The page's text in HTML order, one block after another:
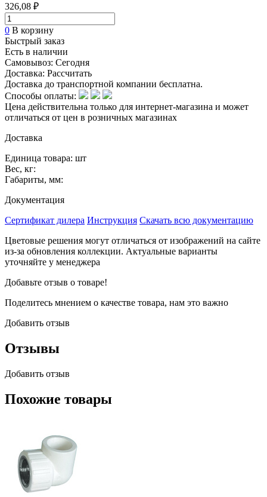
326,08 ₽
0 В корзину
Быстрый заказ
Есть в наличии
Самовывоз: Сегодня
Доставка: Рассчитать
Доставка до транспортной компании бесплатна.
Способы оплаты:
Цена действительна только для интернет-магазина и может
отличаться от цен в розничных магазинах
Доставка
Единица товара: шт
Вес, кг:
Габариты, мм:
Документация
Сертификат дилера Инструкция Скачать всю документацию
Цветовые решения могут отличаться от изображений на сайте
из-за обновления коллекции. Актуальные варианты
уточняйте у менеджера
Добавьте отзыв о товаре!
Поделитесь мнением о качестве товара, нам это важно
Добавить отзыв
Отзывы
Добавить отзыв
Похожие товары